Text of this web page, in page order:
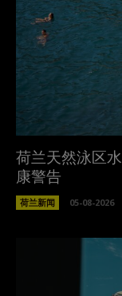
荷兰天然泳区
康警告
荷兰新闻 05-08-2026